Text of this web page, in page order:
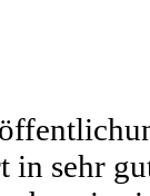
in sehr